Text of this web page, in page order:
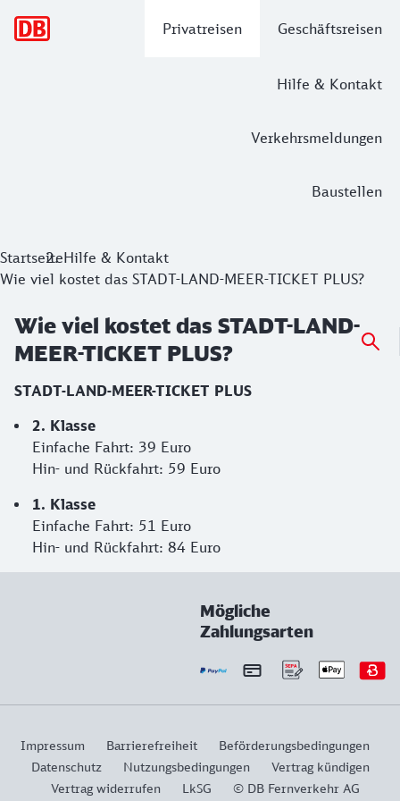
Privatreisen Geschäftsreisen
Hilfe & Kontakt
Verkehrsmeldungen
Baustellen
StartseiteHilfe & Kontakt
Wie viel kostet das STADT-LAND-MEER-TICKET PLUS?
Wie viel kostet das STADT-LAND-
MEER-TICKET PLUS?
STADT-LAND-MEER-TICKET PLUS
2. Klasse
Einfache Fahrt: 39 Euro
Hin- und Rückfahrt: 59 Euro
1. Klasse
Einfache Fahrt: 51 Euro
Hin- und Rückfahrt: 84 Euro
Mögliche
Zahlungsarten
Impressum Barrierefreiheit
Beförderungsbedingungen
Datenschutz
Nutzungsbedingungen
Vertrag kündigen
Vertrag widerrufen
LkSG © DB Fernverkehr AG